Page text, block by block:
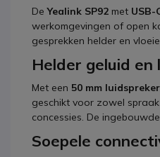
DeYealink SP92 met
werkomgevingen of open
gesprekken helder en
Helder geluid
Met een 50 mm luidspreker
geschikt voor zowel
concessies. De
Soepele